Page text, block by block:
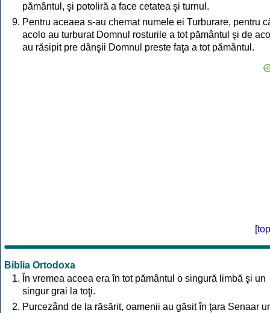
pământul, şi potoliră a face cetatea şi turnul.
Pentru aceaea s-au chemat numele ei Turburare, pentru
acolo au turburat Domnul rosturile a tot pământul şi de
au răsipit pre dânşii Domnul preste faţa a tot pământul.
[top
Biblia Ortodoxa
În vremea aceea era în tot pământul o singură limbă şi un
singur grai la toţi.
Purcezând de la răsărit, oamenii au găsit în ţara Senaar